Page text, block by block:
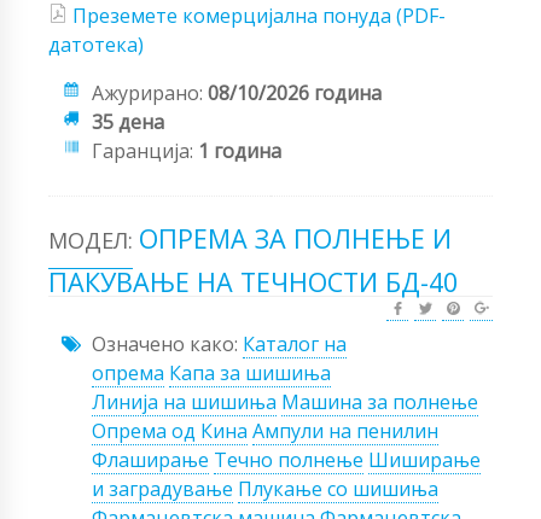
Преземете комерцијална понуда (PDF-
датотека)
Ажурирано: 08/10/2026 година
35 дена
Гаранција: 1 година
МОДЕЛ: ОПРЕМА ЗА ПОЛНЕЊЕ И
ПАКУВАЊЕ НА ТЕЧНОСТИ БД-40
Означено како: Каталог на
опрема Капа за шишиња
Линија на шишиња Машина за полнење
Опрема од Кина Ампули на пенилин
Флаширање Течно полнење Шиширање
и заградување Плукање со шишиња